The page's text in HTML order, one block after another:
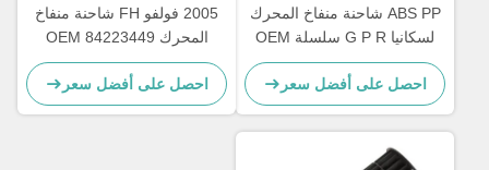
ABS PP شاحنة منفاخ المحرك
لسكانيا G P R سلسلة OEM
1854876 2195206 1854877
DDSC003TT
احصل على أفضل سعر
2005 فولفو FH شاحنة منفاخ
المحرك OEM 84223449
82349000 7482349000
احصل على أفضل سعر